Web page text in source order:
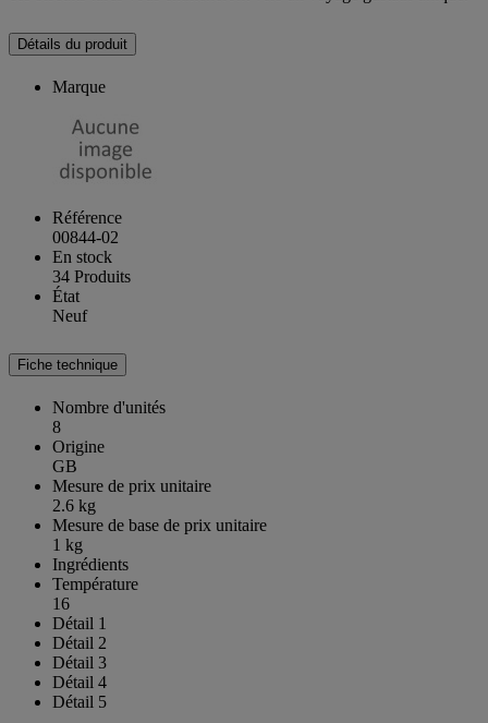
Détails du produit
Marque
Référence
00844-02
En stock
34 Produits
État
Neuf
Fiche technique
Nombre d'unités
8
Origine
GB
Mesure de prix unitaire
2.6 kg
Mesure de base de prix unitaire
1 kg
Ingrédients
Température
16
Détail 1
Détail 2
Détail 3
Détail 4
Détail 5